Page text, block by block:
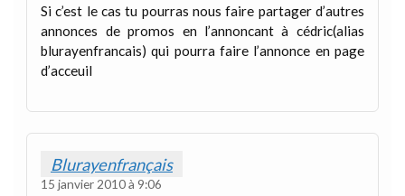
Si c’est le cas tu pourras nous faire partager d’autres
annonces de promos en l’annoncant à cédric(alias
blurayenfrancais) qui pourra faire l’annonce en page
d’acceuil
Blurayenfrançais
15 janvier 2010 à 9:06